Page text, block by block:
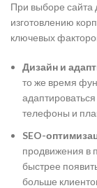
При выборе сайта
изготовлению
ключевых
Дизайн и
то же время
телефоны и
SEO-
продвижения в
быстрее
больше